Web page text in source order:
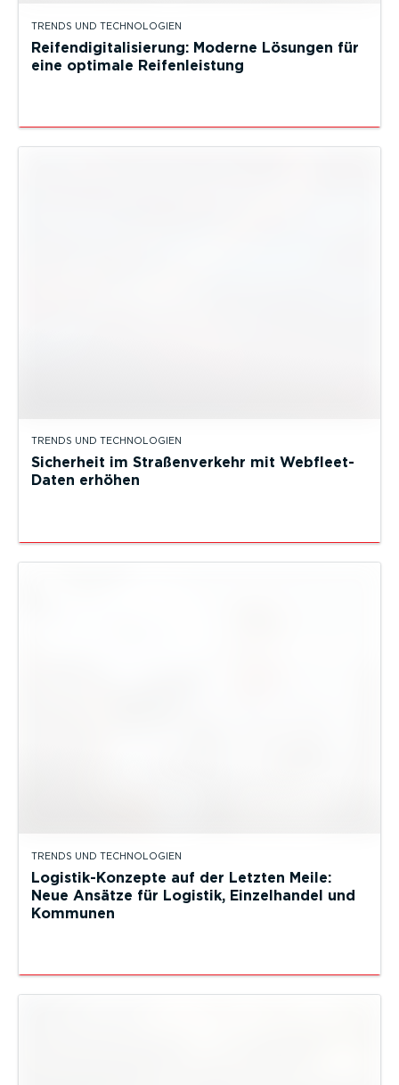
TRENDS UND TECHNOLOGIEN
Reifendigitalisierung: Moderne Lösungen für
eine optimale Reifenleistung
TRENDS UND TECHNOLOGIEN
Sicherheit im Straßenverkehr mit Webfleet-
Daten erhöhen
TRENDS UND TECHNOLOGIEN
Logistik-Konzepte auf der Letzten Meile:
Neue Ansätze für Logistik, Einzelhandel und
Kommunen